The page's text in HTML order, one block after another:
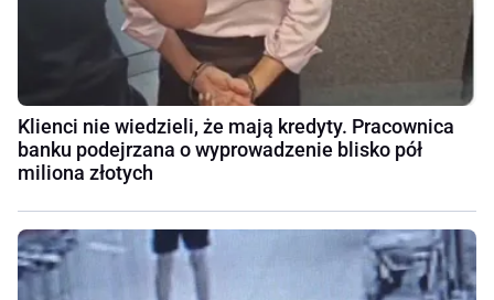
Klienci nie wiedzieli, że mają kredyty. Pracownica
banku podejrzana o wyprowadzenie blisko pół
miliona złotych